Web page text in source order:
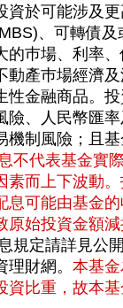
資於可能涉及
、可轉債
的巿場、利率
動產巿場經濟
性金融商品。
險、人民幣匯
機制風險；且
不代表基金實
素而上下波動
息可能由基金
原始投資金額
規定請詳見公
財網。 本基
資比重，故本